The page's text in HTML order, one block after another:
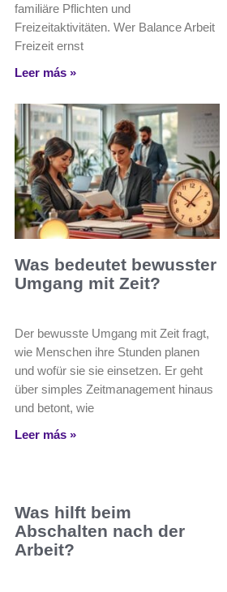
familiäre Pflichten und
Freizeitaktivitäten. Wer Balance Arbeit
Freizeit ernst
Leer más »
Was bedeutet bewusster
Umgang mit Zeit?
Der bewusste Umgang mit Zeit fragt,
wie Menschen ihre Stunden planen
und wofür sie sie einsetzen. Er geht
über simples Zeitmanagement hinaus
und betont, wie
Leer más »
Was hilft beim
Abschalten nach der
Arbeit?